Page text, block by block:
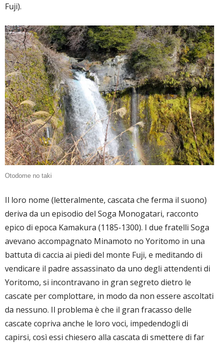
Fuji).
Otodome no taki
Il loro nome (letteralmente, cascata che ferma il suono)
deriva da un episodio del Soga Monogatari, racconto
epico di epoca Kamakura (1185-1300). I due fratelli Soga
avevano accompagnato Minamoto no Yoritomo in una
battuta di caccia ai piedi del monte Fuji, e meditando di
vendicare il padre assassinato da uno degli attendenti di
Yoritomo, si incontravano in gran segreto dietro le
cascate per complottare, in modo da non essere ascoltati
da nessuno. Il problema è che il gran fracasso delle
cascate copriva anche le loro voci, impedendogli di
capirsi, così essi chiesero alla cascata di smettere di far